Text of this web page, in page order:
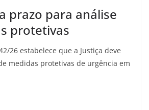
prazo para análise
protetivas
26 estabelece que a Justiça deve
medidas protetivas de urgência em